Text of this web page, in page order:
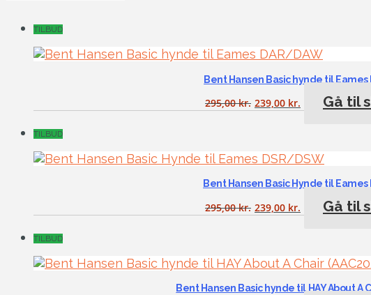
TILBUD
Bent Hansen Basic hynde til Eames
295,00kr. 239,00 kr. Gå til
TILBUD
Bent Hansen Basic Hynde til Eames
295,00kr. 239,00 kr. Gå til
TILBUD
Bent Hansen Basic hynde til HAY About A